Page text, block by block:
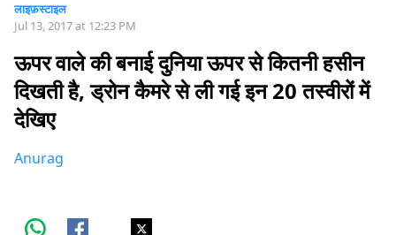
लाइफ़स्टाइल
Jul 13, 2017 at 12:23 PM
ऊपर वाले की बनाई दुनिया ऊपर से कितनी हसीन
दिखती है, ड्रोन कैमरे से ली गई इन 20 तस्वीरों में
देखिए
Anurag